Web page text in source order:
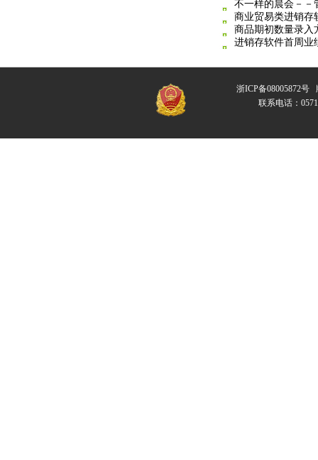
不一样的晨会－－
商业贸易类进销存
商品期初数量录入
进销存软件首周业
浙ICP备08005872号
联系电话：